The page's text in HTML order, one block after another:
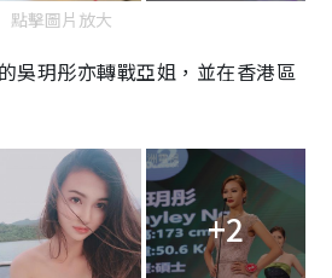
點擊圖片放大
吳玥彤亦轉戰亞姐，並在香港區
+2